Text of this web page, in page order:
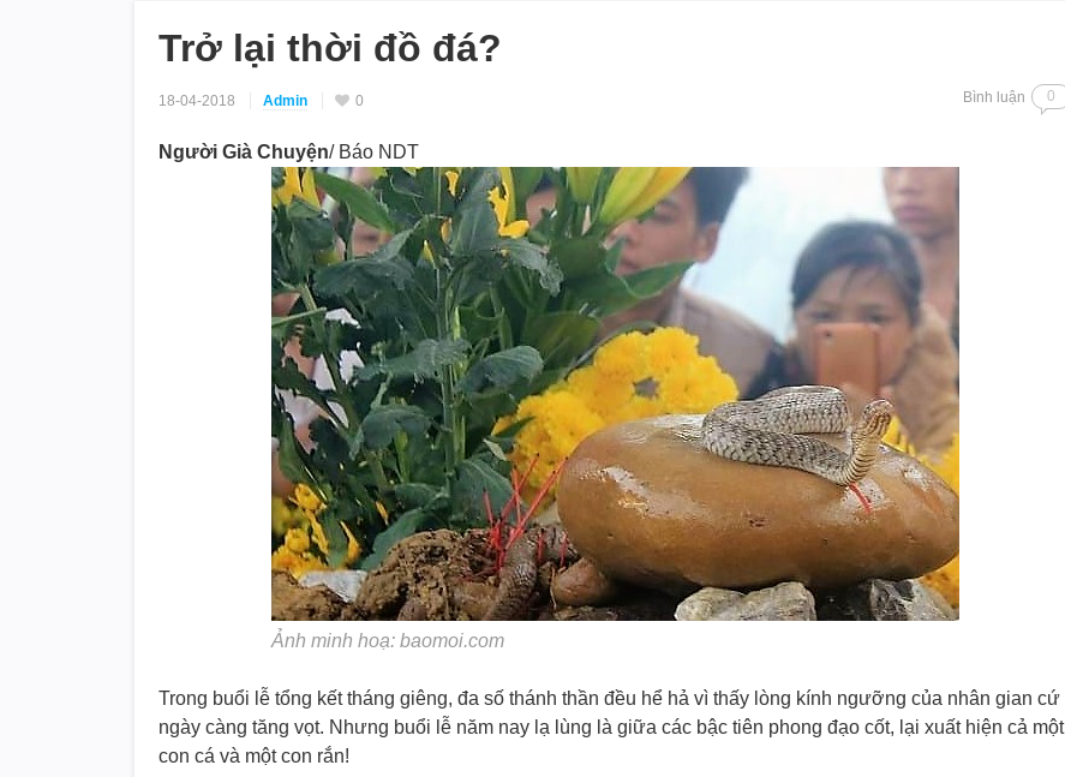
Trở lại thời đồ đá?
18-04-2018 Admin 0 Bình luận 0
Người Già Chuyện/ Báo NDT
Ảnh minh hoạ: baomoi.com
Trong buổi lễ tổng kết tháng giêng, đa số thánh thần đều hể hả vì thấy lòng kính ngưỡng của nhân gian cứ
ngày càng tăng vọt. Nhưng buổi lễ năm nay lạ lùng là giữa các bậc tiên phong đạo cốt, lại xuất hiện cả một
con cá và một con rắn!